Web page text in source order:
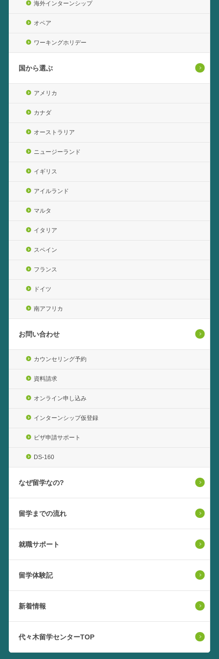
海外インターンシップ
オペア
ワーキングホリデー
国から選ぶ
アメリカ
カナダ
オーストラリア
ニュージーランド
イギリス
アイルランド
マルタ
イタリア
スペイン
フランス
ドイツ
南アフリカ
お問い合わせ
カウンセリング予約
資料請求
オンライン申し込み
インターンシップ仮登録
ビザ申請サポート
DS-160
なぜ留学なの?
留学までの流れ
就職サポート
留学体験記
新着情報
代々木留学センターTOP